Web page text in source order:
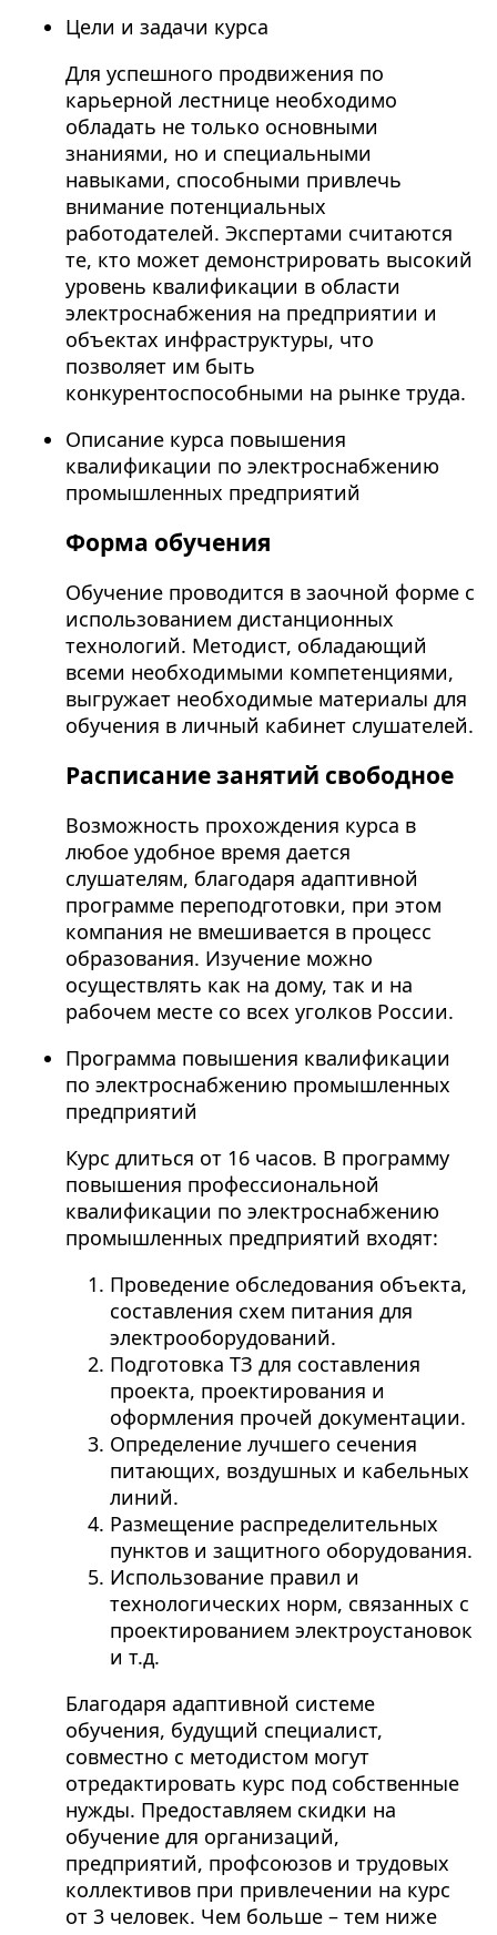
Цели и задачи курса
Для успешного продвижения по
карьерной лестнице необходимо
обладать не только основными
знаниями, но и специальными
навыками, способными привлечь
внимание потенциальных
работодателей. Экспертами считаются
те, кто может демонстрировать высокий
уровень квалификации в области
электроснабжения на предприятии и
объектах инфраструктуры, что
позволяет им быть
конкурентоспособными на рынке труда.
Описание курса повышения
квалификации по электроснабжению
промышленных предприятий
Форма обучения
Обучение проводится в заочной форме с
использованием дистанционных
технологий. Методист, обладающий
всеми необходимыми компетенциями,
выгружает необходимые материалы для
обучения в личный кабинет слушателей.
Расписание занятий свободное
Возможность прохождения курса в
любое удобное время дается
слушателям, благодаря адаптивной
программе переподготовки, при этом
компания не вмешивается в процесс
образования. Изучение можно
осуществлять как на дому, так и на
рабочем месте со всех уголков России.
Программа повышения квалификации
по электроснабжению промышленных
предприятий
Курс длиться от 16 часов. В программу
повышения профессиональной
квалификации по электроснабжению
промышленных предприятий входят:
Проведение обследования объекта,
составления схем питания для
электрооборудований.
Подготовка ТЗ для составления
проекта, проектирования и
оформления прочей документации.
Определение лучшего сечения
питающих, воздушных и кабельных
линий.
Размещение распределительных
пунктов и защитного оборудования.
Использование правил и
технологических норм, связанных с
проектированием электроустановок
и т.д.
Благодаря адаптивной системе
обучения, будущий специалист,
совместно с методистом могут
отредактировать курс под собственные
нужды. Предоставляем скидки на
обучение для организаций,
предприятий, профсоюзов и трудовых
коллективов при привлечении на курс
от 3 человек. Чем больше – тем ниже